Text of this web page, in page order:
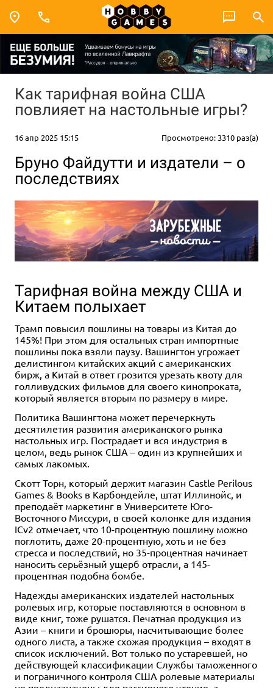
Как тарифная война США
повлияет на настольные игры?
16 апр 2025 15:15 Просмотрено: 3310 раз(а)
Бруно Файдутти и издатели – о
последствиях
Тарифная война между США и
Китаем полыхает
Трамп повысил пошлины на товары из Китая до
145%! При этом для остальных стран импортные
пошлины пока взяли паузу. Вашингтон угрожает
делистингом китайских акций с американских
бирж, а Китай в ответ грозится урезать квоту для
голливудских фильмов для своего кинопроката,
который является вторым по размеру в мире.
Политика Вашингтона может перечеркнуть
десятилетия развития американского рынка
настольных игр. Пострадает и вся индустрия в
целом, ведь рынок США – один из крупнейших и
самых лакомых.
Скотт Торн, который держит магазин Castle Perilous
Games & Books в Карбондейле, штат Иллинойс, и
преподаёт маркетинг в Университете Юго-
Восточного Миссури, в своей колонке для издания
ICv2 отмечает, что 10-процентную пошлину можно
поглотить, даже 20-процентную, хоть и не без
стресса и последствий, но 35-процентная начинает
наносить серьёзный ущерб отрасли, а 145-
процентная подобна бомбе.
Надежды американских издателей настольных
ролевых игр, которые поставляются в основном в
виде книг, тоже рушатся. Печатная продукция из
Азии – книги и брошюры, насчитывающие более
одного листа, а также схожая продукция – входят в
список исключений. Вот только по устаревшей, но
действующей классификации Службы таможенного
и пограничного контроля США ролевые материалы